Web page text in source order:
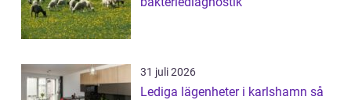
31 juli 2026
Lediga lägenheter i karlshamn så